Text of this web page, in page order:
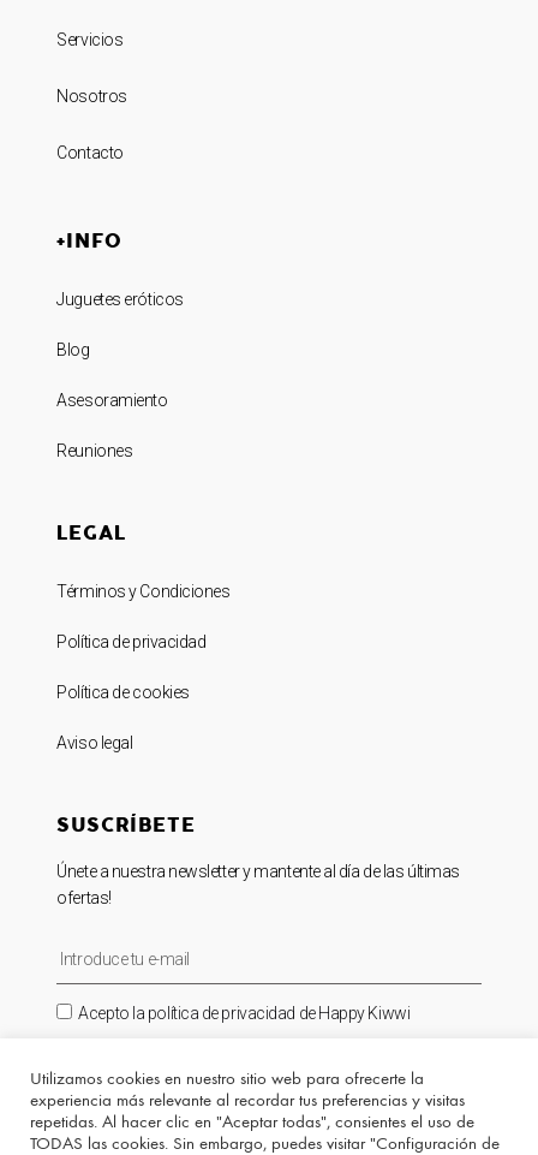
Servicios
Nosotros
Contacto
+INFO
Juguetes eróticos
Blog
Asesoramiento
Reuniones
LEGAL
Términos y Condiciones
Política de privacidad
Política de cookies
Aviso legal
SUSCRÍBETE
Únete a nuestra newsletter y mantente al día de las últimas
ofertas!
Acepto la política de privacidad de Happy Kiwwi
Utilizamos cookies en nuestro sitio web para ofrecerte la
experiencia más relevante al recordar tus preferencias y visitas
repetidas. Al hacer clic en "Aceptar todas", consientes el uso de
TODAS las cookies. Sin embargo, puedes visitar "Configuración de